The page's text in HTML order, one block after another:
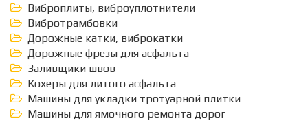
Виброплиты, виброуплотнители
Вибротрамбовки
Дорожные катки, виброкатки
Дорожные фрезы для асфальта
Заливщики швов
Кохеры для литого асфальта
Машины для укладки тротуарной плитки
Машины для ямочного ремонта дорог